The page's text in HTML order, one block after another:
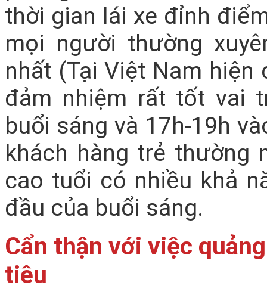
thời gian lái xe đỉnh
mọi người thường
nhất (Tại Việt Nam
đảm nhiệm rất tốt vai
buổi sáng và 17h-19h
khách hàng trẻ thường
cao tuổi có nhiều khả
đầu của buổi sáng.
Cẩn thận với việc
tiêu